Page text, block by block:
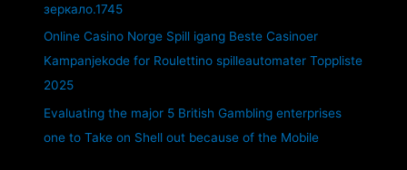
зеркало.1745
Online Casino Norge Spill igang Beste Casinoer
Kampanjekode for Roulettino spilleautomater Toppliste
2025
Evaluating the major 5 British Gambling enterprises
one to Take on Shell out because of the Mobile